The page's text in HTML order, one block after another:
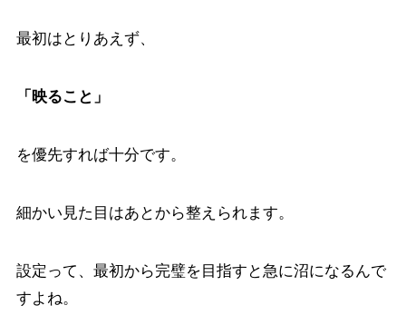
最初はとりあえず、
「映ること」
を優先すれば十分です。
細かい見た目はあとから整えられます。
設定って、最初から完璧を目指すと急に沼になるんで
すよね。